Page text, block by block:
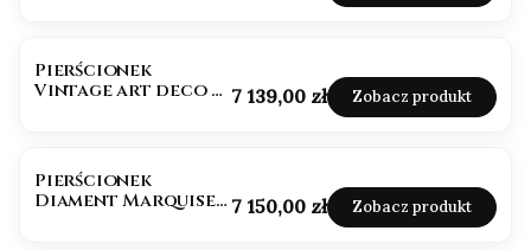
Pierścionek
Vintage art deco z Cena
7 139,00 zł Zobacz produkt
Pierścionek
Diament Marquise
Cena
7 150,00 zł Zobacz produkt